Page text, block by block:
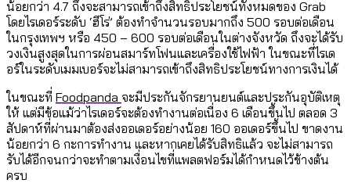
น้อยกว่า 4.7 ถึงจะสามารถเข้าถึงสิทธิ์ประโยชน์ทั้งหมดของ Grab
โดยไรเดอร์ระดับ ‘ฮีโร่’ ต้องทำจำนวนรอบมากถึง 500 รอบต่อเดือน
ในกรุงเทพฯ หรือ 450 – 600 รอบต่อเดือนในต่างจังหวัด ถึงจะได้รับ
วงเงินสูงสุดในการผ่อนสมาร์ทโฟนและเครื่องใช้ไฟฟ้า ในขณะที่ไรเด
อร์ในระดับเมมเบอร์จะไม่สามารถเข้าถึงสิทธิประโยชน์ทางการเงินได้
ในขณะที่ Foodpanda จะมีประกันจักรยานยนต์และประกันอุบัติเหตุ
ให้ แต่มีข้อแม้ว่าไรเดอร์จะต้องทำงานต่อเนื่อง 6 เดือนขึ้นไป ตลอด 3
สัปดาห์ที่ผ่านมาต้องส่งออเดอร์อย่างน้อย 160 ออเดอร์ขึ้นไป ขาดงาน
น้อยกว่า 6 กะการทำงาน และหากเคยได้รับสิทธิแล้ว จะไม่สามารถ
รับได้อีกจนกว่าจะทำตามเงื่อนไขที่แพลตฟอร์มได้กำหนดไว้ข้างต้น
ครบ